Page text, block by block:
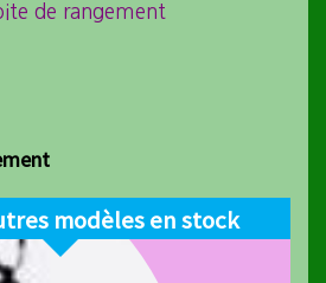
de rangement
Vendu